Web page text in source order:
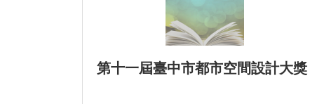
第十一屆臺中市都市空間設計大獎